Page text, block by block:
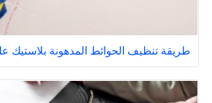
طريقة تنظيف الحوائط المدهونة بلاستيك علي 6